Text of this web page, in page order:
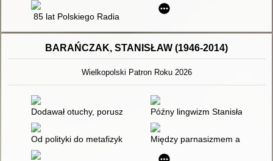
85 lat Polskiego Radia
BARAŃCZAK, STANISŁAW (1946-2014)
Wielkopolski Patron Roku 2026
Dodawał otuchy, poruszał sercaPóźny lingwizm Stanisława
Od polityki do metafizyki : scenariusz poświęcony poezji
Między parnasizmem a